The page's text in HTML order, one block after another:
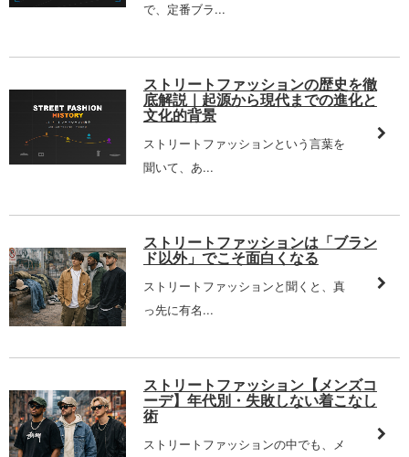
で、定番ブラ...
ストリートファッションの歴史を徹
底解説｜起源から現代までの進化と
文化的背景
ストリートファッションという言葉を
聞いて、あ...
ストリートファッションは「ブラン
ド以外」でこそ面白くなる
ストリートファッションと聞くと、真
っ先に有名...
ストリートファッション【メンズコ
ーデ】年代別・失敗しない着こなし
術
ストリートファッションの中でも、メ